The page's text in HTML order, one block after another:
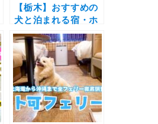
【栃木】おすすめの
犬と泊まれる宿・ホ
テル・ヴィラ20選 |
人気の那須や日光へ
愛犬と旅しよう♪